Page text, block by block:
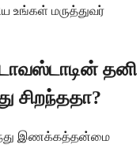
உங்கள் மருத்துவர்
தனி
சிறந்ததா?
இணக்கத்தன்மை